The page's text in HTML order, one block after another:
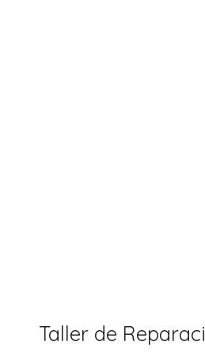
Taller de